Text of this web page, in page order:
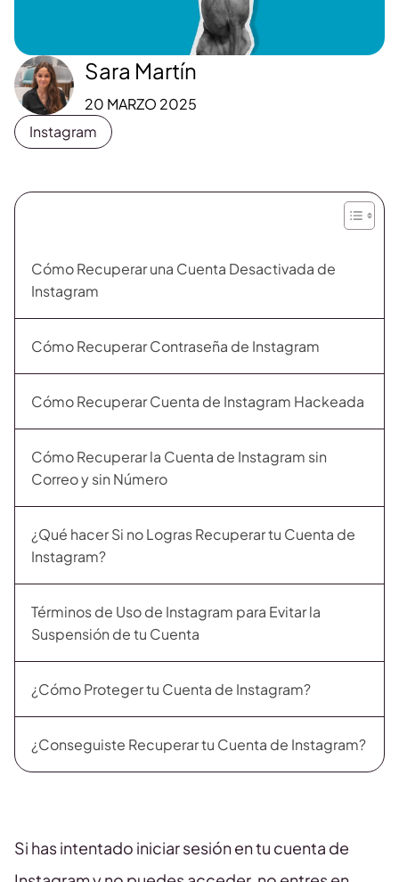
Sara Martín
20 MARZO 2025
Instagram
Cómo Recuperar una Cuenta Desactivada de
Instagram
Cómo Recuperar Contraseña de Instagram
Cómo Recuperar Cuenta de Instagram Hackeada
Cómo Recuperar la Cuenta de Instagram sin
Correo y sin Número
¿Qué hacer Si no Logras Recuperar tu Cuenta de
Instagram?
Términos de Uso de Instagram para Evitar la
Suspensión de tu Cuenta
¿Cómo Proteger tu Cuenta de Instagram?
¿Conseguiste Recuperar tu Cuenta de Instagram?
Si has intentado iniciar sesión en tu cuenta de